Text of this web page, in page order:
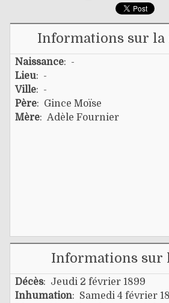
Informations sur la
Naissance: -
Lieu: -
Ville: -
Père: Gince Moïse
Mère: Adèle Fournier
Informations sur
Décès: Jeudi 2 février 1899
Inhumation: Samedi 4 février